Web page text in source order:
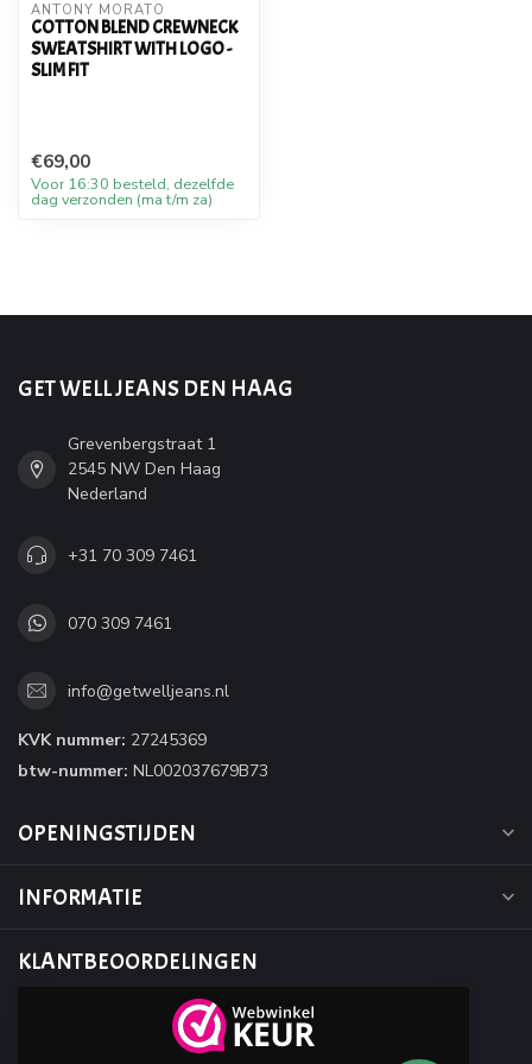
ANTONY MORATO
COTTON BLEND CREWNECK
SWEATSHIRT WITH LOGO -
SLIM FIT
€69,00
Voor 16:30 besteld, dezelfde
dag verzonden (ma t/m za)
GET WELL JEANS DEN HAAG
Grevenbergstraat 1
2545 NW Den Haag
Nederland
+31 70 309 7461
070 309 7461
info@getwelljeans.nl
KVK nummer: 27245369
btw-nummer: NL002037679B73
OPENINGSTIJDEN
INFORMATIE
KLANTBEOORDELINGEN